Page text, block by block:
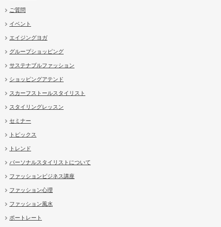
ご質問
イベント
エイジングヨガ
グループショッピング
サステナブルファッション
ショッピングアテンド
スカーフストールスタイリスト
スタイリングレッスン
セミナー
トピックス
トレンド
パーソナルスタイリストについて
ファッションビジネス講座
ファッション心理
ファッション風水
ポートレート